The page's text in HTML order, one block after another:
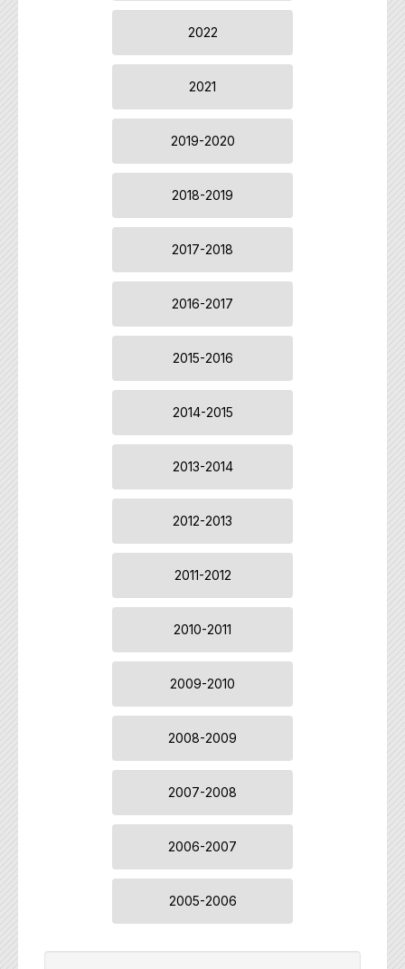
2022
2021
2019-2020
2018-2019
2017-2018
2016-2017
2015-2016
2014-2015
2013-2014
2012-2013
2011-2012
2010-2011
2009-2010
2008-2009
2007-2008
2006-2007
2005-2006